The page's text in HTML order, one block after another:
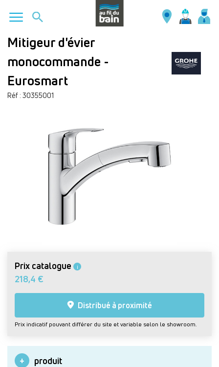
Aller
contenu
principal
Mitigeur d'évier
monocommande -
Eurosmart
Réf : 30355001
Prix catalogue i
218,4 €
Distribué à proximité
Prix indicatif pouvant différer du site et variable selon le showroom.
produit